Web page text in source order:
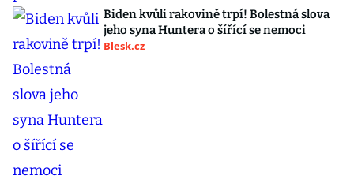
Biden kvůli rakovině trpí! Bolestná slova
jeho syna Huntera o šířící se nemoci
Blesk.cz